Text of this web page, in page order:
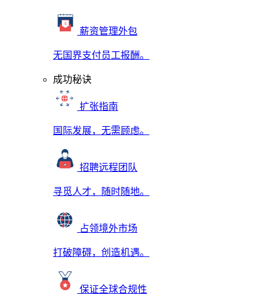
薪资管理外包
无国界支付员工报酬。
成功秘诀
扩张指南
国际发展，无需顾虑。
招聘远程团队
寻觅人才，随时随地。
占领境外市场
打破障碍，创造机遇。
保证全球合规性